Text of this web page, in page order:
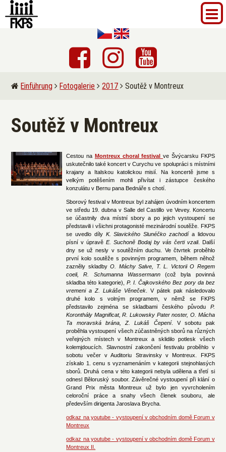
Einführung Fotogalerie 2017 Soutěž v Montreux
Soutěž v Montreux
Cestou na Montreux choral festivalve Švýcarsku FKPS
uskutečnilo také koncert v Curychu ve spolupráci s místními
krajany a Italskou katolickou misií. Na koncertě jsme s
velkým potěšením mohli přivítat i zástupce českého
konzulátu v Bernu pana Bednáře s chotí.
Sborový festival v Montreux byl zahájen úvodním koncertem
ve středu 19. dubna v Salle del Castillo ve Vevey. Koncertu
se účastnily dva místní sbory a po jejich vystoupení se
představili i všichni protagonisté mezinárodní soutěže. FKPS
se uvedlo díly K. Slavického Slunéčko zachodía lidovou
písní v úpravěE. Suchoně Bodaj by vás čerti vzali. Další
dny se už nesly v soutěžním duchu. Ve čtvrtek proběhlo
první kolo soutěže s povinným programem, během něhož
zazněly skladbyO. Máchy Salve, T. L. Victorii O Regem
coeli, R. Schumanna Wassermann(což byla povinná
skladba této kategorie),
P. I. Čajkovského Bez pory da bez
vremeni a Z. Lukáše Věneček. V pátek pak následovalo
druhé kolo s volným programem, v němž se FKPS
představilo zejména se skladbami českého původu P.
Koronthály Magnificat, R. Lukowsky Pater noster, O. Mácha
Ta moravská brána, Z. Lukáš Čepení. V sobotu pak
proběhla vystoupení všech zúčastněných sborů na různých
veřejných místech v Montreux a sklidilo potlesk všech
kolemjdoucích. Slavnostní zakončení festivalu proběhlo v
sobotu večer v Auditoriu Stravinsky v Montreux. FKPS
získalo 1. cenu s vyznamenáním v kategorii stejnohlasých
sborů. Druhá cena v této kategorii nebyla udělena a třetí si
odnesl Běloruský soubor. Závěrečné vystoupení při klání o
Grand Prix města Montreux už bylo jen vyvrcholením
celoroční práce a snahy všech členek souboru, ale
především dirigenta Jaroslava Brycha.
odkaz na youtube - vystoupení v obchodním domě Forum v
Montreux
odkaz na youtube - vystoupení v obchodním domě Forum v
Montreux II.